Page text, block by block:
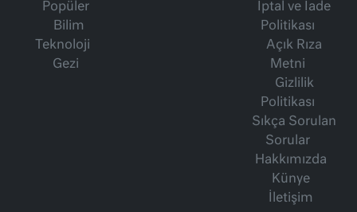
Popüler
Bilim
Teknoloji
Gezi
İptal ve İade
Politikası
Açık Rıza
Metni
Gizlilik
Politikası
Sıkça Sorulan
Sorular
Hakkımızda
Künye
İletişim